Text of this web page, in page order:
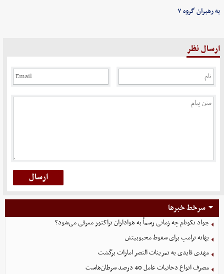
به رهبران گروه ۷
ارسال نظر
سرخط خبرها
جواد نکونام چه زمانی رسماً به هواداران تراکتور معرفی می‌شود؟
بهانه ترامپ برای سقوط محبوبیتش
مهدی قایدی به تمرینات النصر امارات برگشت
مصرف انواع دخانیات عامل 40 درصد سرطان‌هاست